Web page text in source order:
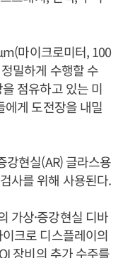
마이크로미터, 100
밀하게 수행할 수
점유하고 있는 미
에게 도전장을 내밀
강현실(AR) 글라스용
사를 위해 사용된다.
가상·증강현실 디바
크로 디스플레이의
장비의 추가 수주를